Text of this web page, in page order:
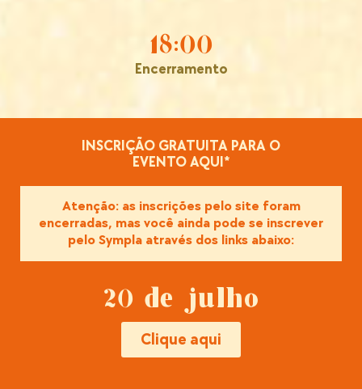
18:00
Encerramento
INSCRIÇÃO GRATUITA PARA O
EVENTO AQUI*
Atenção: as inscrições pelo site foram
encerradas, mas você ainda pode se inscrever
pelo Sympla através dos links abaixo:
20 de julho
Clique aqui